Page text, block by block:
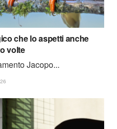
che lo aspetti anche
volte
Jacopo...